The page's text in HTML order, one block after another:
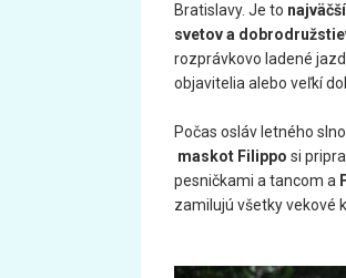
Bratislavy. Je to
svetov a
rozprávkovo ladené
objavitelia alebo veľkí
Počas osláv letného
maskot Filippo si
pesničkami a tancom a
zamilujú všetky vekové